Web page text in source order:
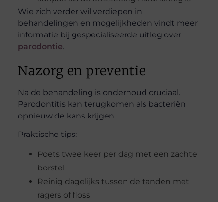
Wie zich verder wil verdiepen in
behandelingen en mogelijkheden vindt meer
informatie bij gespecialiseerde uitleg over
parodontie.
Nazorg en preventie
Na de behandeling is onderhoud cruciaal.
Parodontitis kan terugkomen als bacteriën
opnieuw de kans krijgen.
Praktische tips:
Poets twee keer per dag met een zachte
borstel
Reinig dagelijks tussen de tanden met
ragers of floss